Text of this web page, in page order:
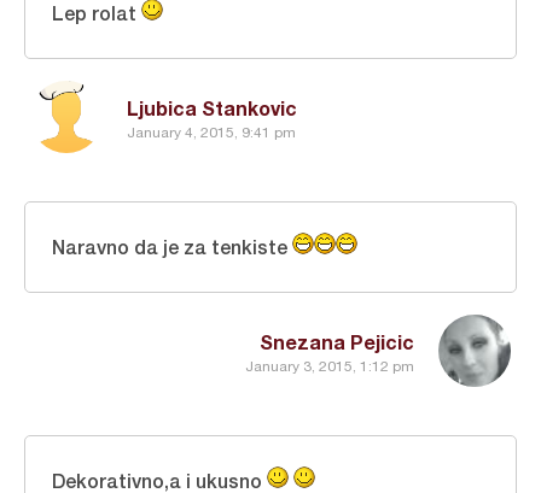
Ljubica Stankovic
January 4, 2015, 9:41 pm
Lep rolat
Snezana Pejicic
January 3, 2015, 1:12 pm
Naravno da je za tenkiste
Dekorativno,a i ukusno